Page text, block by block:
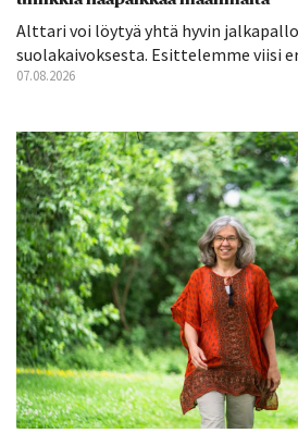
Alttari voi löytyä yhtä hyvin
suolakaivoksesta. Esittelemme viisi
07.08.2026